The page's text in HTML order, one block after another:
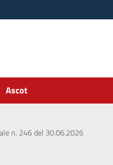
Ascot
n. 246 del 30.06.2026